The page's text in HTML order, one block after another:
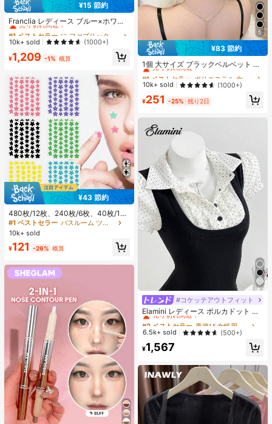
¥15 節約
Franclia レディース ブルー×ホワイ
ト ストライプ ボタン付きシャーリン
グ Vネックシャツ 夏向け エフォート
レスシック ブラウス 通学・新学期向
け 春カジュアル
#1 ベストセラー
に ファブリック 柔らかなオフィスブラウス
売り切れ間近！
#1 ベストセラー
売り切れ間近！
#1 ベストセラー
売り切れ間近！
#1 ベストセラー
に ファブリック 柔らかなオフィスブラウス
売り切れ間近！
10k+ sold (1000+)
¥1,209 -1% 概算
¥43 節約
480枚/12枚、240枚/6枚、40枚/1
枚、フェイススターシール、ハロウ
ィン装飾シール、クリスマス装飾シ
ール、ペンタグラムシール、カラフ
ルな装飾シール、パーティー・ホリ
デー写真装飾用、フェイス装飾シー
ル、パーティー装飾シール、ルーム
デコレーション、バニティ、寝室、
旅行、旅行必需品、装飾アクセサリ
ー、経済的で実用的、ストッキング
スタッファー、メイクアップツー
ル、手頃な商品、ギフト、ノベルテ
ィ、女性向けギフト、クリスマスギ
フト、エステティック
#1 ベストセラー
バスルーム ツールアクセサリ
10k+ sold
¥121 -26% 概算
5
¥83 節約
1個 大サイズ ブラックベルベット リ
ボン ヘアクリップ クリスタルライン
ストーン装飾付き、エレガントな二
重レイヤー フロック加工リボン レデ
ィース用
#1 ベストセラー
ポリエステル 女性のヘアアクセサリー
売り切れ間近！
#1 ベストセラー
売り切れ間近！
#1 ベストセラー
売り切れ間近！
#1 ベストセラー
売り切れ間近！
10k+ sold (1000+)
¥251 -25% 残り2日
#コケッテアウトフィット
Elamini レディース ポルカドット パ
ッチワーク レーストリム 配色 ウエ
スト ショートスリーブ トップス 夏
用
#2 ベストセラー
夜遊び 女性用ブラウス
売り切れ間近！
#2 ベストセラー
売り切れ間近！
#2 ベストセラー
売り切れ間近！
#2 ベストセラー
売り切れ間近！
6.5k+ sold (500+)
¥1,567